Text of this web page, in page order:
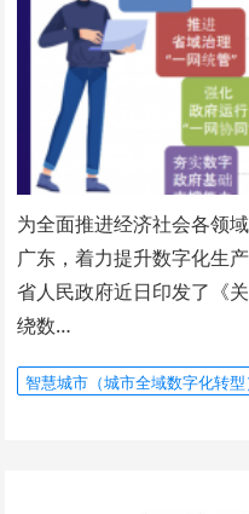
为全面推进经济社会各领
广东，着力提升数字化生
省人民政府近日印发了《
绕数…
智慧城市（城市全域数字化转